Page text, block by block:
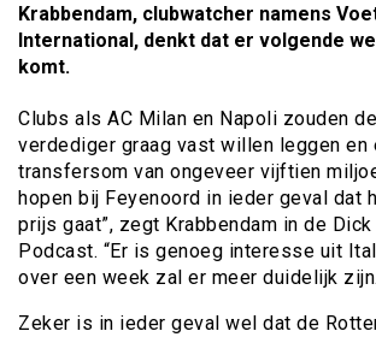
Krabbendam, clubwatcher namens
International, denkt dat er volgende
komt.
Clubs als AC Milan en Napoli zouden
verdediger graag vast willen leggen en
transfersom van ongeveer vijftien
hopen bij Feyenoord in ieder geval dat
prijs gaat”, zegt Krabbendam in de
Podcast. “Er is genoeg interesse uit
over een week zal er meer duidelijk
Zeker is in ieder geval wel dat de